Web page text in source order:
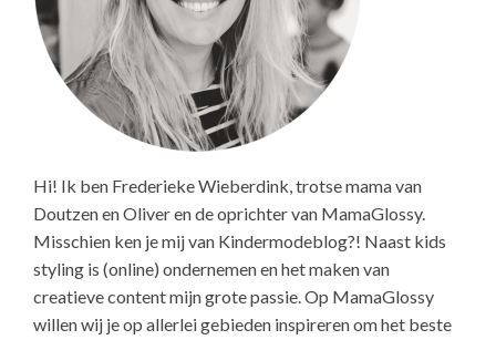
Hi! Ik ben Frederieke Wieberdink, trotse mama van
Doutzen en Oliver en de oprichter van MamaGlossy.
Misschien ken je mij van Kindermodeblog?! Naast kids
styling is (online) ondernemen en het maken van
creatieve content mijn grote passie. Op MamaGlossy
willen wij je op allerlei gebieden inspireren om het beste